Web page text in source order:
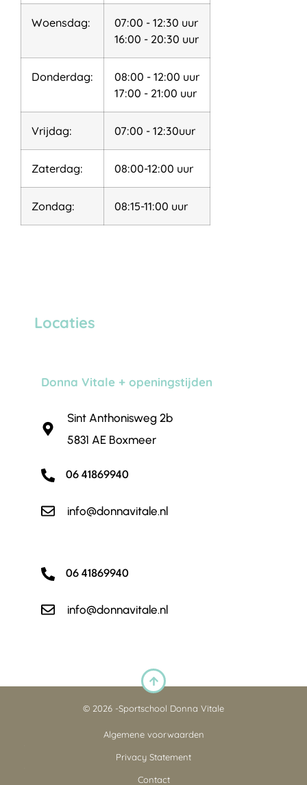
Woensdag:
07:00 - 12:30 uur
16:00 - 20:30 uur
Donderdag:
08:00 - 12:00 uur
17:00 - 21:00 uur
Vrijdag: 07:00 - 12:30uur
Zaterdag: 08:00-12:00 uur
Zondag: 08:15-11:00 uur
Locaties
Donna Vitale + openingstijden
Sint Anthonisweg 2b
5831 AE Boxmeer
06 41869940
info@donnavitale.nl
06 41869940
info@donnavitale.nl
© 2026 -Sportschool Donna Vitale
Algemene voorwaarden
Privacy Statement
Contact